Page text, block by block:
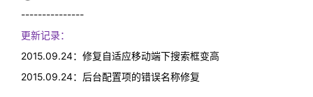
---------------
更新记录：
2015.09.24：修复自适应移动端下搜索框变高
2015.09.24：后台配置项的错误名称修复